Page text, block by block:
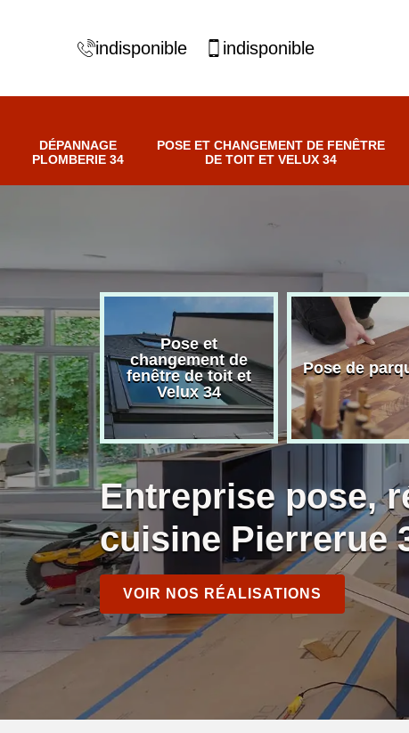
indisponible indisponible
DÉPANNAGE
PLOMBERIE 34
POSE ET CHANGEMENT DE FENÊTRE
DE TOIT ET VELUX 34
Pose et
changement de
fenêtre de toit et
Velux 34
Pose de parquet 34
Entreprise pose,
cuisine Pierrerue
VOIR NOS RÉALISATIONS